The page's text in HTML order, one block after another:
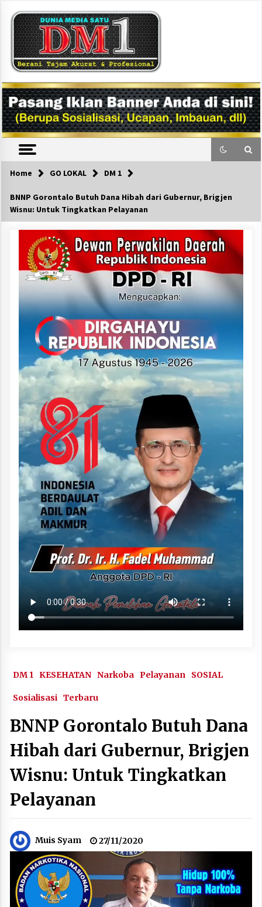
content
DM1
Home GO LOKAL DM 1
BNNP Gorontalo Butuh Dana Hibah dari Gubernur, Brigjen
Wisnu: Untuk Tingkatkan Pelayanan
DM 1 KESEHATAN Narkoba Pelayanan SOSIAL
Sosialisasi Terbaru
BNNP Gorontalo Butuh Dana
Hibah dari Gubernur, Brigjen
Wisnu: Untuk Tingkatkan
Pelayanan
Muis Syam 27/11/2020